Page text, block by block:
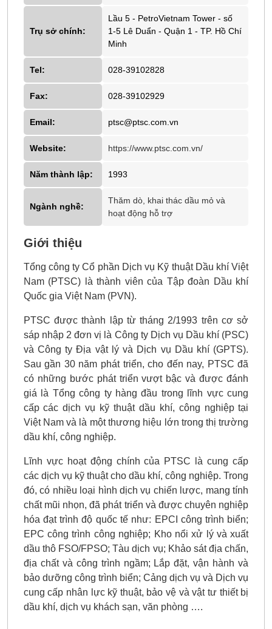
Trụ sở chính:
Lầu 5 - PetroVietnam Tower - số
1-5 Lê Duẩn - Quận 1 - TP. Hồ Chí
Minh
Tel: 028-39102828
Fax: 028-39102929
Email: ptsc@ptsc.com.vn
Website: https://www.ptsc.com.vn/
Năm thành lập: 1993
Ngành nghề:
Thăm dò, khai thác dầu mỏ và
hoạt động hỗ trợ
Giới thiệu
Tổng công ty Cổ phần Dịch vụ Kỹ thuật Dầu khí Việt
Nam (PTSC) là thành viên của Tập đoàn Dầu khí
Quốc gia Việt Nam (PVN).
PTSC được thành lập từ tháng 2/1993 trên cơ sở
sáp nhập 2 đơn vị là Công ty Dịch vụ Dầu khí (PSC)
và Công ty Địa vật lý và Dịch vụ Dầu khí (GPTS).
Sau gần 30 năm phát triển, cho đến nay, PTSC đã
có những bước phát triển vượt bậc và được đánh
giá là Tổng công ty hàng đầu trong lĩnh vực cung
cấp các dịch vụ kỹ thuật dầu khí, công nghiệp tại
Việt Nam và là một thương hiệu lớn trong thị trường
dầu khí, công nghiệp.
Lĩnh vực hoạt động chính của PTSC là cung cấp
các dịch vụ kỹ thuật cho dầu khí, công nghiệp. Trong
đó, có nhiều loại hình dịch vụ chiến lược, mang tính
chất mũi nhọn, đã phát triển và được chuyên nghiệp
hóa đạt trình độ quốc tế như: EPCI công trình biển;
EPC công trình công nghiệp; Kho nổi xử lý và xuất
dầu thô FSO/FPSO; Tàu dịch vụ; Khảo sát địa chấn,
địa chất và công trình ngầm; Lắp đặt, vận hành và
bảo dưỡng công trình biển; Cảng dịch vụ và Dịch vụ
cung cấp nhân lực kỹ thuật, bảo vệ và vật tư thiết bị
dầu khí, dịch vụ khách sạn, văn phòng ….